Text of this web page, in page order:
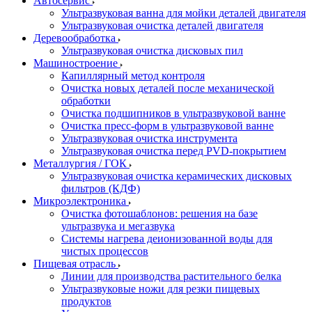
Ультразвуковая ванна для мойки деталей двигателя
Ультразвуковая очистка деталей двигателя
Деревообработка
Ультразвуковая очистка дисковых пил
Машиностроение
Капиллярный метод контроля
Очистка новых деталей после механической
обработки
Очистка подшипников в ультразвуковой ванне
Очистка пресс-форм в ультразвуковой ванне
Ультразвуковая очистка инструмента
Ультразвуковая очистка перед PVD-покрытием
Металлургия / ГОК
Ультразвуковая очистка керамических дисковых
фильтров (КДФ)
Микроэлектроника
Очистка фотошаблонов: решения на базе
ультразвука и мегазвука
Системы нагрева деионизованной воды для
чистых процессов
Пищевая отрасль
Линии для производства растительного белка
Ультразвуковые ножи для резки пищевых
продуктов